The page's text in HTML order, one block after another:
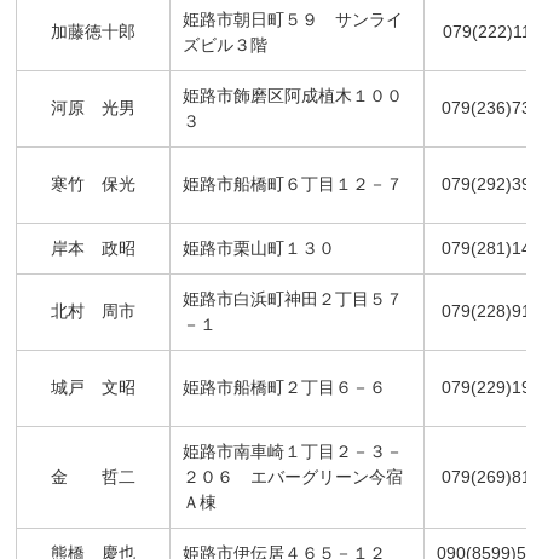
加藤徳十郎
姫路市朝日町５９ サンライ
ズビル３階
河原 光男
姫路市飾磨区阿成植木１００
３
寒竹 保光 姫路市船橋町６丁目１２－７
岸本 政昭 姫路市栗山町１３０
北村 周市
姫路市白浜町神田２丁目５７
－１
城戸 文昭 姫路市船橋町２丁目６－６
金 哲二
姫路市南車崎１丁目２－３－
２０６ エバーグリーン今宿
Ａ棟
熊橋 慶也 姫路市伊伝居４６５－１２